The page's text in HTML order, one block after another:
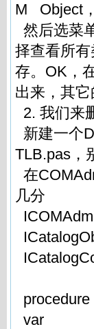
M Object
然后选菜
择查看所
存。OK，
出来，其
2. 我们来
新建一个
TLB.pas，
在
几分
var